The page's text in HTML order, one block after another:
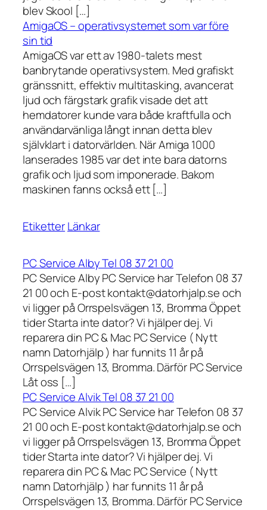
blev Skool […]
AmigaOS – operativsystemet som var före
sin tid
AmigaOS var ett av 1980-talets mest
banbrytande operativsystem. Med grafiskt
gränssnitt, effektiv multitasking, avancerat
ljud och färgstark grafik visade det att
hemdatorer kunde vara både kraftfulla och
användarvänliga långt innan detta blev
självklart i datorvärlden. När Amiga 1000
lanserades 1985 var det inte bara datorns
grafik och ljud som imponerade. Bakom
maskinen fanns också ett […]
EtiketterLänkar
PC Service Alby Tel 08 37 21 00
PC Service Alby PC Service har Telefon 08 37
21 00 och E-post kontakt@datorhjalp.se och
vi ligger på Orrspelsvägen 13, Bromma Öppet
tider Starta inte dator? Vi hjälper dej. Vi
reparera din PC & Mac PC Service ( Nytt
namn Datorhjälp ) har funnits 11 år på
Orrspelsvägen 13, Bromma. Därför PC Service
Låt oss […]
PC Service Alvik Tel 08 37 21 00
PC Service Alvik PC Service har Telefon 08 37
21 00 och E-post kontakt@datorhjalp.se och
vi ligger på Orrspelsvägen 13, Bromma Öppet
tider Starta inte dator? Vi hjälper dej. Vi
reparera din PC & Mac PC Service ( Nytt
namn Datorhjälp ) har funnits 11 år på
Orrspelsvägen 13, Bromma. Därför PC Service